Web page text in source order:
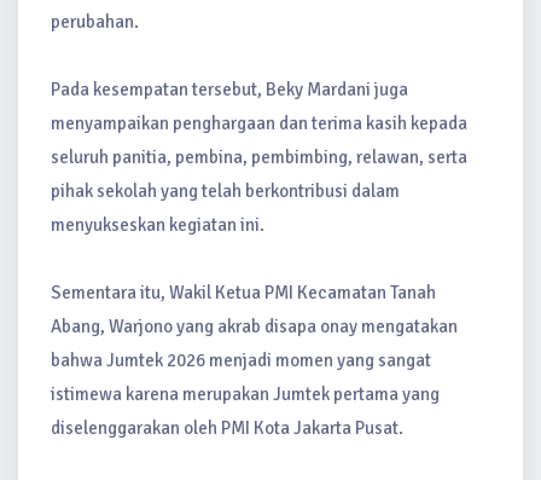
perubahan.
Pada kesempatan tersebut, Beky Mardani juga
menyampaikan penghargaan dan terima kasih kepada
seluruh panitia, pembina, pembimbing, relawan, serta
pihak sekolah yang telah berkontribusi dalam
menyukseskan kegiatan ini.
Sementara itu, Wakil Ketua PMI Kecamatan Tanah
Abang, Warjono yang akrab disapa onay mengatakan
bahwa Jumtek 2026 menjadi momen yang sangat
istimewa karena merupakan Jumtek pertama yang
diselenggarakan oleh PMI Kota Jakarta Pusat.